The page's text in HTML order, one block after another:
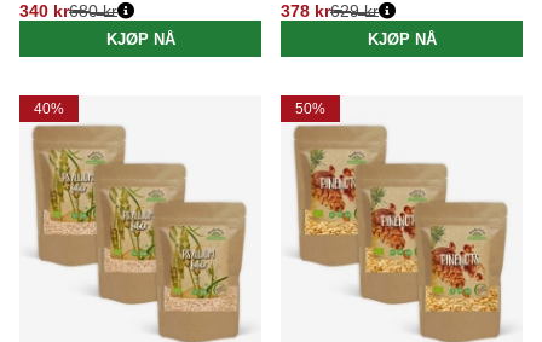
340 kr
Vanlig pris:
680 kr
KJØP NÅ
378 kr
Vanlig pris:
629 kr
KJØP NÅ
40% 50%